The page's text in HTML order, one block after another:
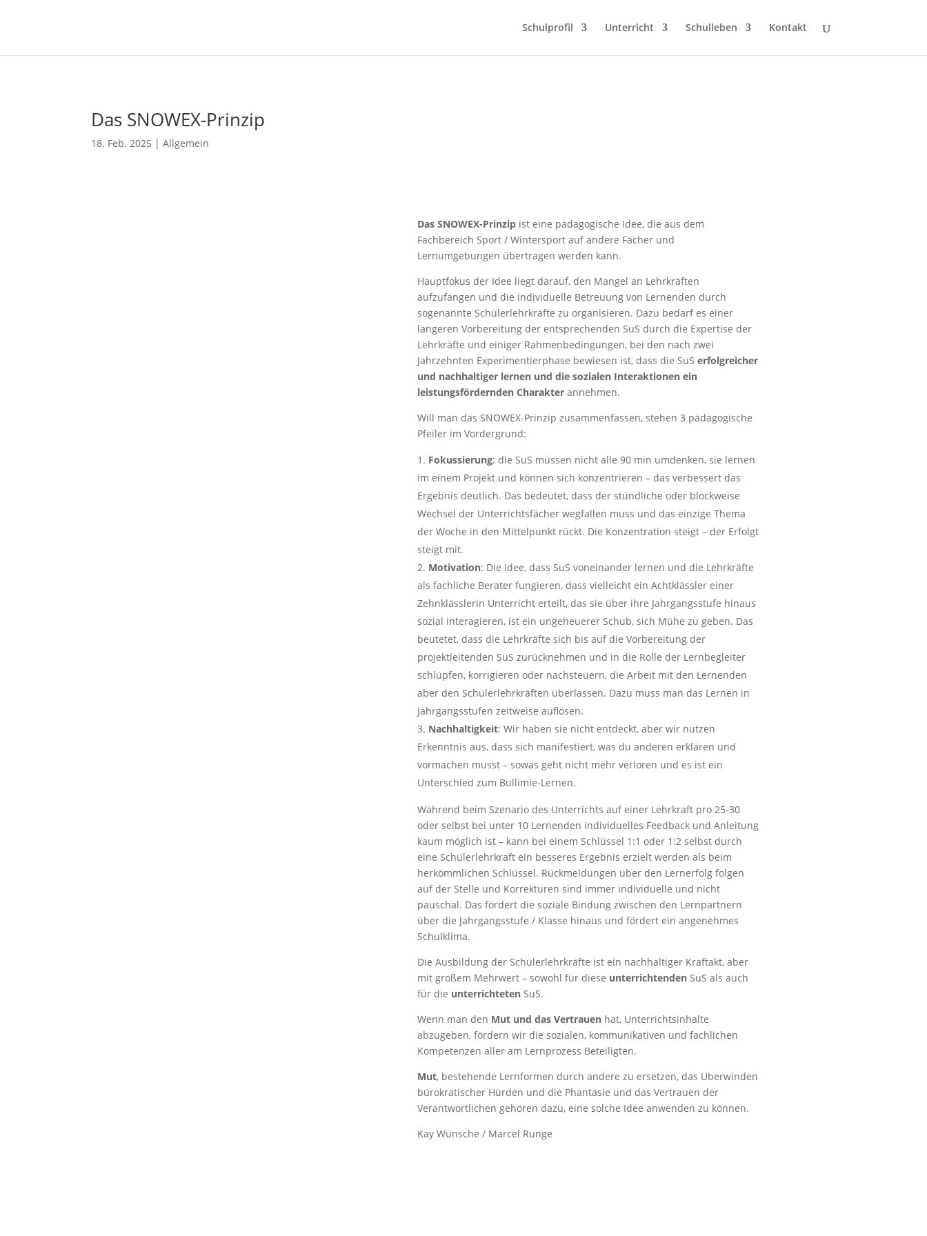
Schulprofil Unterricht Schulleben Kontakt
Das SNOWEX-Prinzip
18. Feb. 2025 | Allgemein
Das SNOWEX-Prinzip ist eine pädagogische Idee, die aus dem
Fachbereich Sport / Wintersport auf andere Fächer und
Lernumgebungen übertragen werden kann.
Hauptfokus der Idee liegt darauf, den Mangel an Lehrkräften
aufzufangen und die individuelle Betreuung von Lernenden durch
sogenannte Schülerlehrkräfte zu organisieren. Dazu bedarf es einer
längeren Vorbereitung der entsprechenden SuS durch die Expertise der
Lehrkräfte und einiger Rahmenbedingungen, bei den nach zwei
Jahrzehnten Experimentierphase bewiesen ist, dass die SuSerfolgreicher
und nachhaltiger lernen und die sozialen Interaktionen ein
leistungsfördernden Charakter annehmen.
Will man das SNOWEX-Prinzip zusammenfassen, stehen 3 pädagogische
Pfeiler im Vordergrund:
Fokussierung: die SuS müssen nicht alle 90 min umdenken, sie lernen
im einem Projekt und können sich konzentrieren – das verbessert das
Ergebnis deutlich. Das bedeutet, dass der stündliche oder blockweise
Wechsel der Unterrichtsfächer wegfallen muss und das einzige Thema
der Woche in den Mittelpunkt rückt. Die Konzentration steigt – der Erfolgt
steigt mit.
Motivation: Die Idee, dass SuS voneinander lernen und die Lehrkräfte
als fachliche Berater fungieren, dass vielleicht ein Achtklässler einer
Zehnklässlerin Unterricht erteilt, das sie über ihre Jahrgangsstufe hinaus
sozial interagieren, ist ein ungeheuerer Schub, sich Mühe zu geben. Das
beutetet, dass die Lehrkräfte sich bis auf die Vorbereitung der
projektleitenden SuS zurücknehmen und in die Rolle der Lernbegleiter
schlüpfen, korrigieren oder nachsteuern, die Arbeit mit den Lernenden
aber den Schülerlehrkräften überlassen. Dazu muss man das Lernen in
Jahrgangsstufen zeitweise auflösen.
Nachhaltigkeit: Wir haben sie nicht entdeckt, aber wir nutzen
Erkenntnis aus, dass sich manifestiert, was du anderen erklären und
vormachen musst – sowas geht nicht mehr verloren und es ist ein
Unterschied zum Bullimie-Lernen.
Während beim Szenario des Unterrichts auf einer Lehrkraft pro 25-30
oder selbst bei unter 10 Lernenden individuelles Feedback und Anleitung
kaum möglich ist – kann bei einem Schlüssel 1:1 oder 1:2 selbst durch
eine Schülerlehrkraft ein besseres Ergebnis erzielt werden als beim
herkömmlichen Schlüssel. Rückmeldungen über den Lernerfolg folgen
auf der Stelle und Korrekturen sind immer individuelle und nicht
pauschal. Das fördert die soziale Bindung zwischen den Lernpartnern
über die Jahrgangsstufe / Klasse hinaus und fördert ein angenehmes
Schulklima.
Die Ausbildung der Schülerlehrkräfte ist ein nachhaltiger Kraftakt, aber
mit großem Mehrwert – sowohl für diese unterrichtenden SuS als auch
für die unterrichteten SuS.
Wenn man den Mut und das Vertrauen hat, Unterrichtsinhalte
abzugeben, fördern wir die sozialen, kommunikativen und fachlichen
Kompetenzen aller am Lernprozess Beteiligten.
Mut, bestehende Lernformen durch andere zu ersetzen, das Überwinden
bürokratischer Hürden und die Phantasie und das Vertrauen der
Verantwortlichen gehören dazu, eine solche Idee anwenden zu können.
Kay Wünsche / Marcel Runge